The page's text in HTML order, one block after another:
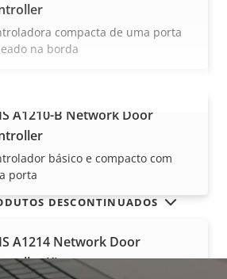
VER MAIS
compacta de uma porta
na borda
A1210-B Network Door
básico e compacto com
porta
A1214 Network Door
Kit
DESCONTINUADOS